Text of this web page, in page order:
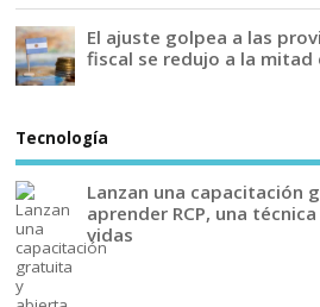
El ajuste golpea a las
fiscal se redujo a la mitad
Tecnología
Lanzan una capacitación
aprender RCP, una
vidas